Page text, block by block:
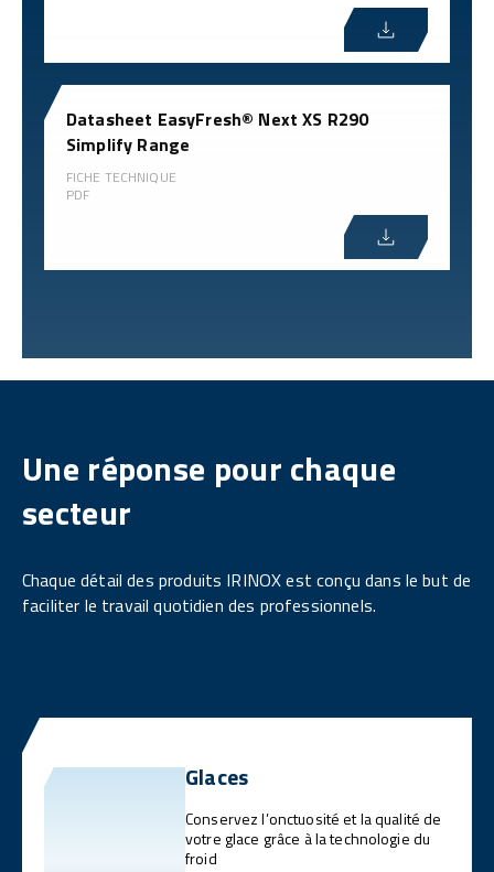
Datasheet EasyFresh® Next XS R290
Simplify Range
FICHE TECHNIQUE
PDF
Une réponse pour chaque
secteur
Chaque détail des produits IRINOX est conçu dans le but de
faciliter le travail quotidien des professionnels.
Glaces
Conservez l’onctuosité et la qualité de
votre glace grâce à la technologie du
froid